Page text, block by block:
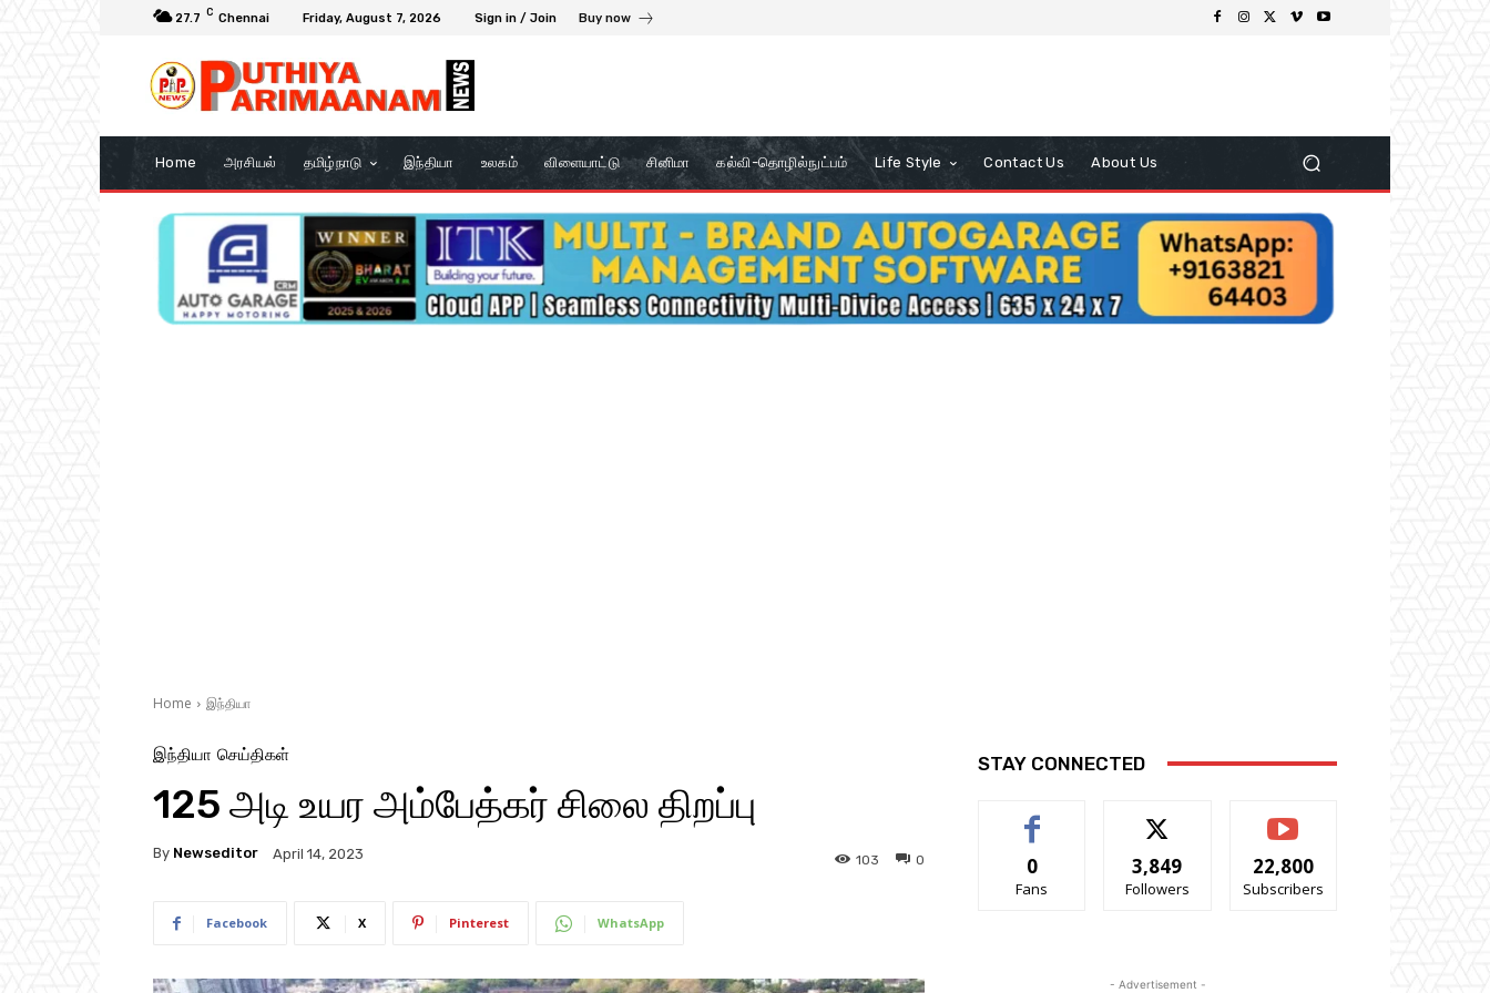
27.7 C Chennai Friday, August 7, 2026 Sign in / Join Buy now
Home அரசியல் தமிழ்நாடு இந்தியா உலகம் விளையாட்டு சினிமா கல்வி-தொழில்நுட்பம் Life Style Contact Us About Us
Home இந்தியா
இந்தியா செய்திகள்
125 அடி உயர அம்பேத்கர் சிலை திறப்பு
By Newseditor April 14, 2023 0
103
Facebook X Pinterest WhatsApp
STAY CONNECTED
0
Fans
3,849
Followers
22,800
Subscribers
- Advertisement -